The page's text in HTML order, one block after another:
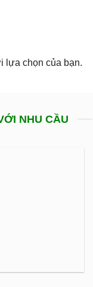
lựa chọn của bạn.
NHU CẦU